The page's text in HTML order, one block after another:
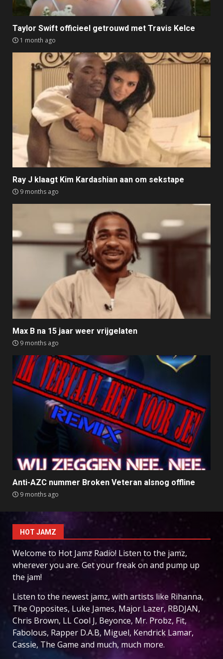
Taylor Swift officieel getrouwd met Travis Kelce
1 month ago
Ray J klaagt Kim Kardashian aan om sekstape
9 months ago
Max B na 15 jaar weer vrijgelaten
9 months ago
Anti-AZC nummer Broken Veteran alsnog offline
9 months ago
HOT JAMZ
Welcome to Hot Jamz Radio! Listen to the jamz,
wherever you are. Get your freak on and pump up
the jam!
Listen to the newest jamz, with artists like Rihanna,
The Opposites, Luke James, Major Lazer, RBDJAN,
Chris Brown, LL Cool J, Beyonce, Mr. Probz, Fit,
Fabolous, Rapper D.A.B, Miguel, Kendrick Lamar,
Cassie, The Game and much, much more.